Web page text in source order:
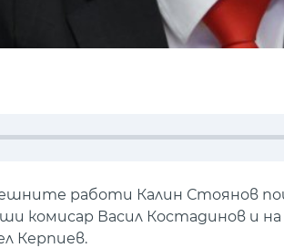
работи Калин Стоянов
комисар Васил Костадинов и
Керпиев.